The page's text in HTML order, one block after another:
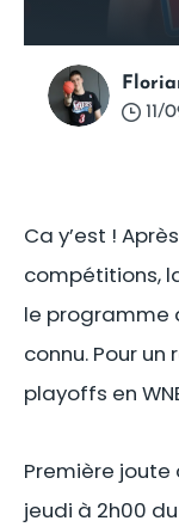
11/
Ca y’est !
compétitions,
le programme
connu. Pour
playoffs en
Première
jeudi à 2h00